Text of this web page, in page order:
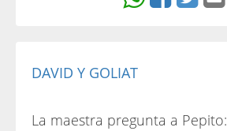
DAVID Y GOLIAT
La maestra pregunta a Pepito: